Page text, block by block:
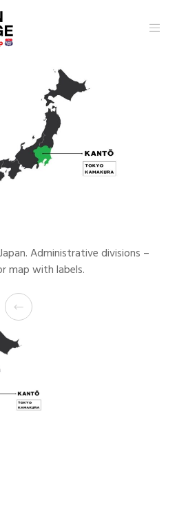
Administrative divisions –
map with labels.